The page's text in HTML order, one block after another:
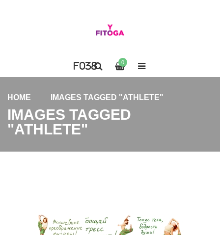
0
HOME IMAGES TAGGED "ATHLETE"
IMAGES TAGGED
"ATHLETE"